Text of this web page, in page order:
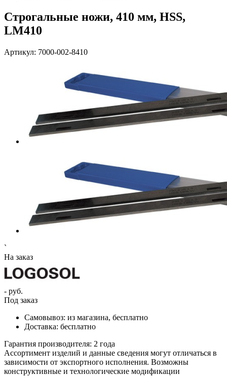
Строгальные ножи, 410 мм, HSS,
LM410
Артикул: 7000-002-8410
`
На заказ
- руб.
Под заказ
Самовывоз: из магазина, бесплатно
Доставка: бесплатно
Гарантия производителя: 2 года
Ассортимент изделий и данные сведения могут отличаться в
зависимости от экспортного исполнения. Возможны
конструктивные и технологические модификации